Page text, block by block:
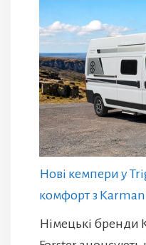
Нові кемпери у
комфорт з
Німецькі бренди